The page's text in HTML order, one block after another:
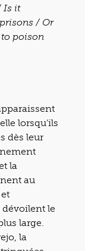
Is it
/ Or
poison
lorsqu’ils
dès leur
la
au
le
large.
la